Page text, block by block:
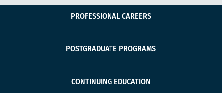
PROFESSIONAL CAREERS
POSTGRADUATE PROGRAMS
CONTINUING EDUCATION